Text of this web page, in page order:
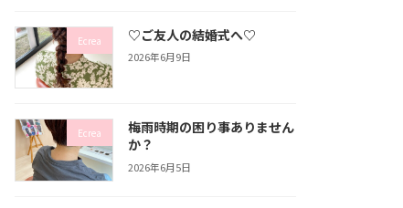
Ecrea ♡ご友人の結婚式へ♡
2026年6月9日
Ecrea
梅雨時期の困り事ありません
か？
2026年6月5日